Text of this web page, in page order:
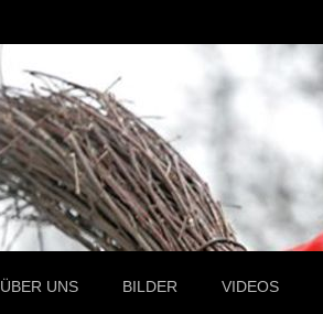
ÜBER UNS BILDER VIDEOS